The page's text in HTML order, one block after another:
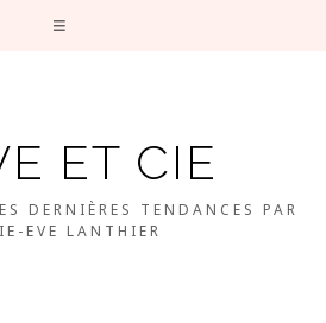
ET CIE
DERNIÈRES TENDANCES PAR
EVE LANTHIER